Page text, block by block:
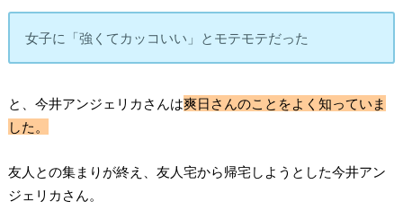
女子に「強くてカッコいい」とモテモテだった
と、今井アンジェリカさんは爽日さんのことをよく知っていま
した。
友人との集まりが終え、友人宅から帰宅しようとした今井アン
ジェリカさん。